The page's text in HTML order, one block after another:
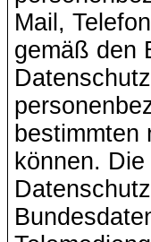
Mail,
gemäß den
bestimmten
können.